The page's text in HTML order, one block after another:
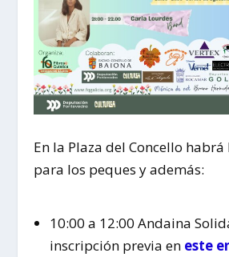
En la Plaza del Concello
para los peques y además:
10:00 a 12:00 Andaina
inscripción previa en este